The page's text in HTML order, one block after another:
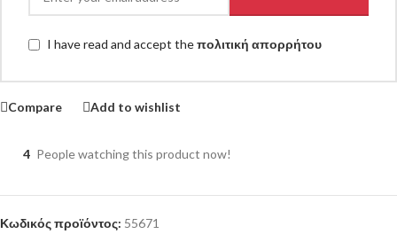
I have read and accept theπολιτική απορρήτου
Compare Add to wishlist
4 People watching this product now!
Κωδικός προϊόντος: 55671